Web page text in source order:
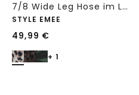
7/8 Wide Leg Hose im Loose Fit mit Print
STYLE EMEE
49,99 €
+ 1